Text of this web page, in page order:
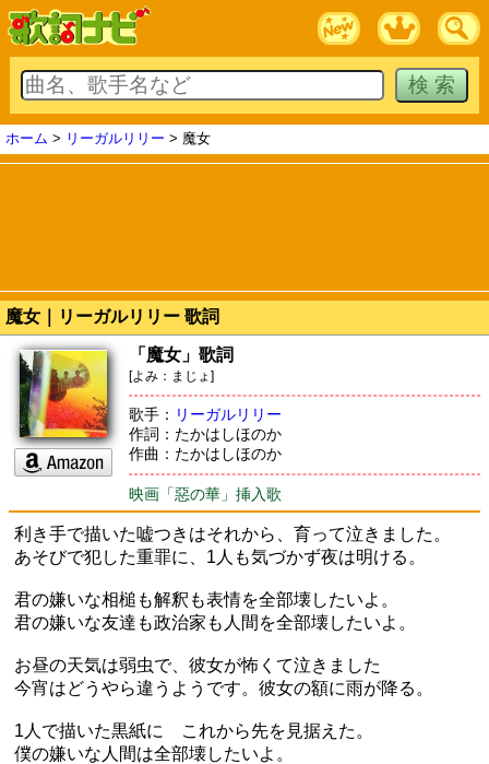
ホーム > リーガルリリー > 魔女
魔女｜リーガルリリー 歌詞
「魔女」歌詞
[よみ：まじょ]
歌手： リーガルリリー
作詞：たかはしほのか
作曲：たかはしほのか
映画「惡の華」挿入歌
利き手で描いた嘘つきはそれから、育って泣きました。
あそびで犯した重罪に、1人も気づかず夜は明ける。
君の嫌いな相槌も解釈も表情を全部壊したいよ。
君の嫌いな友達も政治家も人間を全部壊したいよ。
お昼の天気は弱虫で、彼女が怖くて泣きました
今宵はどうやら違うようです。彼女の額に雨が降る。
1人で描いた黒紙に これから先を見据えた。
僕の嫌いな人間は全部壊したいよ。